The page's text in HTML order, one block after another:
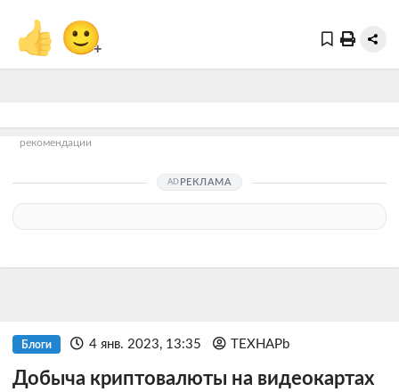
👍 🙂+
рекомендации
РЕКЛАМА
Блоги 4 янв. 2023, 13:35 TEXHAPb
Добыча криптовалюты на видеокартах